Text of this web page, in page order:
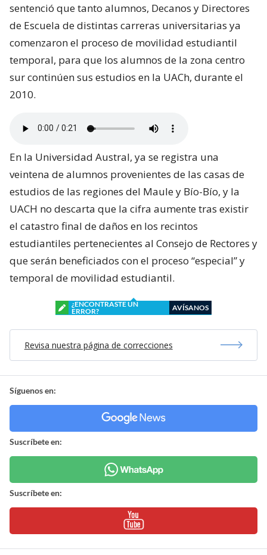
sentenció que tanto alumnos, Decanos y Directores
de Escuela de distintas carreras universitarias ya
comenzaron el proceso de movilidad estudiantil
temporal, para que los alumnos de la zona centro
sur continúen sus estudios en la UACh, durante el
2010.
En la Universidad Austral, ya se registra una
veintena de alumnos provenientes de las casas de
estudios de las regiones del Maule y Bío-Bío, y la
UACH no descarta que la cifra aumente tras existir
el catastro final de daños en los recintos
estudiantiles pertenecientes al Consejo de Rectores y
que serán beneficiados con el proceso “especial” y
temporal de movilidad estudiantil.
¿ENCONTRASTE UN
ERROR?
AVÍSANOS
Revisa nuestra página de correcciones
Síguenos en:
Suscríbete en:
Suscríbete en: